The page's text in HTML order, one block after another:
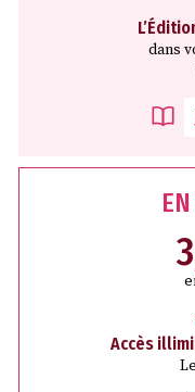
dans
Accès